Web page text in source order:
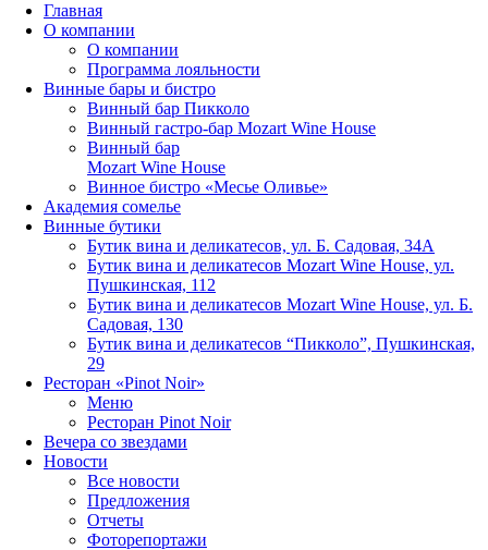
Главная
О компании
О компании
Программа лояльности
Винные бары и бистро
Винный бар Пикколо
Винный гастро-бар Mozart Wine House
Винный бар
Mozart Wine House
Винное бистро «Месье Оливье»
Академия сомелье
Винные бутики
Бутик вина и деликатесов, ул. Б. Садовая, 34А
Бутик вина и деликатесов Mozart Wine House, ул.
Пушкинская, 112
Бутик вина и деликатесов Mozart Wine House, ул. Б.
Садовая, 130
Бутик вина и деликатесов “Пикколо”, Пушкинская,
29
Ресторан «Pinot Noir»
Меню
Ресторан Pinot Noir
Вечера со звездами
Новости
Все новости
Предложения
Отчеты
Фоторепортажи